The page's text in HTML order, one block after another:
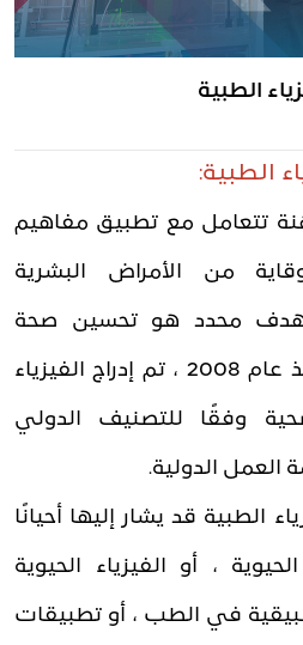
الطبية
الطبية:
تتعامل مع تطبيق مفاهيم
من الأمراض البشرية
محدد هو تحسين صحة
الإنسان ورفاهيته ، ومنذ عام 2008 ، تم إدراج الفيزياء
وفقًا للتصنيف الدولي
العمل الدولية.
الطبية قد يشار إليها أحيانًا
، أو الفيزياء الحيوية
في الطب ، أو تطبيقات